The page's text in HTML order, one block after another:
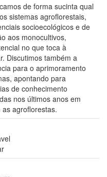
de forma sucinta qual
sistemas agroflorestais,
socioecológicos e de
aos monocultivos,
no que toca à
Discutimos também a
para o aprimoramento
apontando para
de conhecimento
nos últimos anos em
agroflorestas.